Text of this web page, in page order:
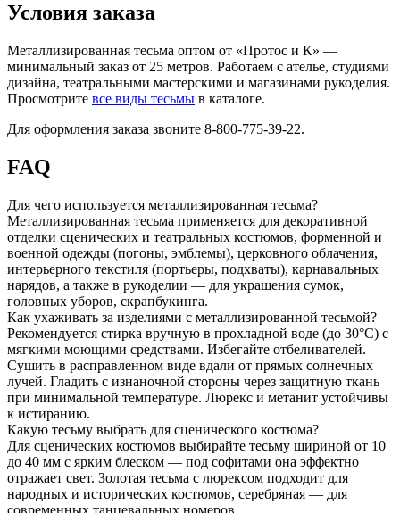
Условия заказа
Металлизированная тесьма оптом от «Протос и К» —
минимальный заказ от 25 метров. Работаем с ателье, студиями
дизайна, театральными мастерскими и магазинами рукоделия.
Просмотрите все виды тесьмы в каталоге.
Для оформления заказа звоните 8-800-775-39-22.
FAQ
Для чего используется металлизированная тесьма?
Металлизированная тесьма применяется для декоративной
отделки сценических и театральных костюмов, форменной и
военной одежды (погоны, эмблемы), церковного облачения,
интерьерного текстиля (портьеры, подхваты), карнавальных
нарядов, а также в рукоделии — для украшения сумок,
головных уборов, скрапбукинга.
Как ухаживать за изделиями с металлизированной тесьмой?
Рекомендуется стирка вручную в прохладной воде (до 30°C) с
мягкими моющими средствами. Избегайте отбеливателей.
Сушить в расправленном виде вдали от прямых солнечных
лучей. Гладить с изнаночной стороны через защитную ткань
при минимальной температуре. Люрекс и метанит устойчивы
к истиранию.
Какую тесьму выбрать для сценического костюма?
Для сценических костюмов выбирайте тесьму шириной от 10
до 40 мм с ярким блеском — под софитами она эффектно
отражает свет. Золотая тесьма с люрексом подходит для
народных и исторических костюмов, серебряная — для
современных танцевальных номеров.